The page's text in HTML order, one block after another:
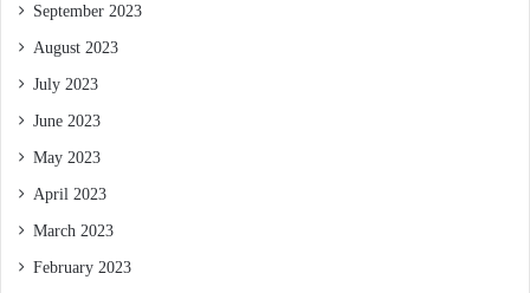
September 2023
August 2023
July 2023
June 2023
May 2023
April 2023
March 2023
February 2023